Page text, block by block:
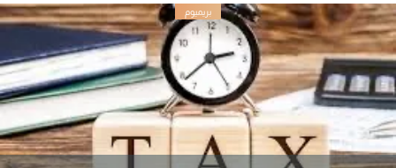
جميع الخدمات، وسهولة الوصول إلى دبي والشارقة. التأمين 2000
درهم كاش. للتواصل.